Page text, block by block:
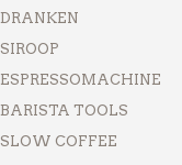
DRANKEN
SIROOP
ESPRESSOMACHINE
BARISTA TOOLS
SLOW COFFEE